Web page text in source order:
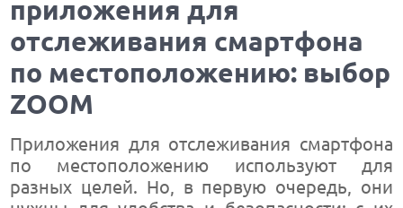
приложения для
отслеживания смартфона
по местоположению: выбор
ZOOM
Приложения для отслеживания смартфона
по местоположению используют для
разных целей. Но, в первую очередь, они